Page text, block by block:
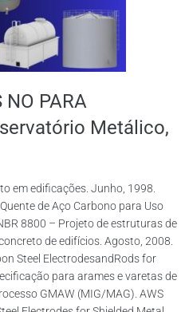
NO PARA
Metálico,
em edificações. Junho, 1998.
de Aço Carbono para Uso
8800 – Projeto de estruturas de
de edifícios. Agosto, 2008.
Steel ElectrodesandRods for
para arames e varetas de
GMAW (MIG/MAG). AWS